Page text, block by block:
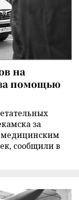
на
помощью
за
сообщили в